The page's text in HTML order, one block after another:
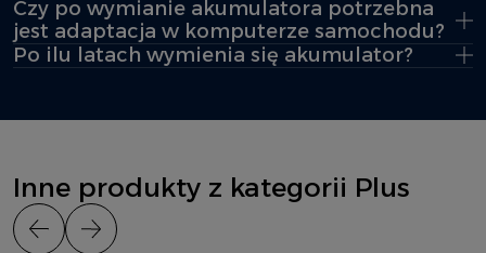
Czy po wymianie akumulatora potrzebna
jest adaptacja w komputerze samochodu?
Po ilu latach wymienia się akumulator?
Inne produkty z kategorii Plus